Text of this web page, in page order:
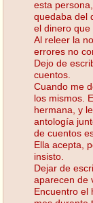
esta
quedaba del
el dinero que
Al releer la
errores no
Dejo de
cuentos.
Cuando me
los mismos.
hermana, y
antología
de cuentos
Ella acepta,
insisto.
Dejar de
aparecen de
Encuentro el